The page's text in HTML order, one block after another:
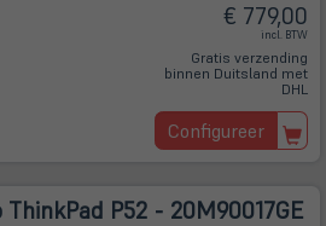
€ 779,00
incl. BTW
Gratis verzending
binnen Duitsland met
DHL
Configureer
ThinkPad P52 - 20M90017GE